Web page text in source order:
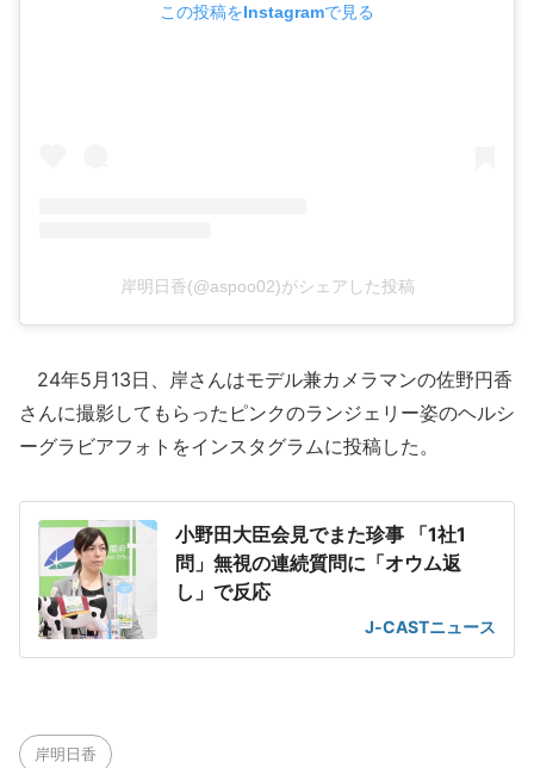
この投稿をInstagramで見る
岸明日香(@aspoo02)がシェアした投稿
24年5月13日、岸さんはモデル兼カメラマンの佐野円香
さんに撮影してもらったピンクのランジェリー姿のヘルシ
ーグラビアフォトをインスタグラムに投稿した。
小野田大臣会見でまた珍事 「1社1
問」無視の連続質問に「オウム返
し」で反応
J-CASTニュース
岸明日香